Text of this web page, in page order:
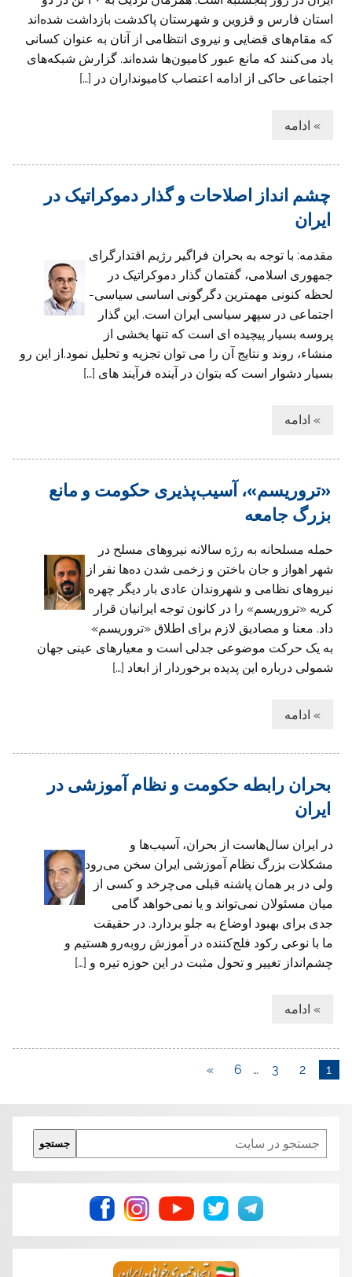
استان فارس و قزوین و شهرستان پاکدشت بازداشت شده‌اند
که مقام‌های قضایی و نیروی انتظامی از آنان به عنوان کسانی
یاد می‌کنند که مانع عبور کامیون‌ها شده‌اند. گزارش شبکه‌های
اجتماعی حاکی از ادامه اعتصاب کامیونداران در […]
» ادامه
چشم انداز اصلاحات و گذار دموکراتیک در
ایران
مقدمه: با توجه به بحران فراگیر رژیم اقتدارگرای
جمهوری اسلامی، گفتمان گذار دموکراتیک در
لحظه کنونی مهمترین دگرگونی اساسی سیاسی-
اجتماعی در سپهر سیاسی ایران است. این گذار
پروسه بسیار پیچیده ای است که تنها بخشی از
منشاء، روند و نتایج آن را می توان تجزیه و تحلیل نمود.از این رو
بسیار دشوار است که بتوان در آینده فرآیند های […]
» ادامه
«تروریسم»، آسیب‌پذیری حکومت و مانع
بزرگ جامعه
حمله مسلحانه به رژه سالانه نیروهای مسلح در
شهر اهواز و جان باختن و زخمی شدن ده‌ها نفر از
نیروهای نظامی و شهروندان عادی بار دیگر چهره
کریه «تروریسم» را در کانون توجه ایرانیان قرار
داد. معنا و مصادیق لازم برای اطلاق «تروریسم»
به یک حرکت موضوعی جدلی است و معیارهای عینی جهان
شمولی درباره این پدیده برخوردار از ابعاد […]
» ادامه
بحران رابطه حکومت و نظام آموزشی در
ایران
در ایران سال‌هاست از بحران، آسیب‌ها و
مشکلات بزرگ نظام آموزشی ایران سخن می‌رود
ولی در بر همان پاشنه قبلی می‌چرخد و کسی از
میان مسئولان نمی‌تواند و یا نمی‌خواهد گامی
جدی برای بهبود اوضاع به جلو بردارد. در حقیقت
ما با نوعی رکود فلج‌کننده در آموزش روبه‌رو هستیم و
چشم‌انداز تغییر و تحول مثبت در این حوزه تیره و […]
» ادامه
1
2
3
…
6
»
Search
جستجو